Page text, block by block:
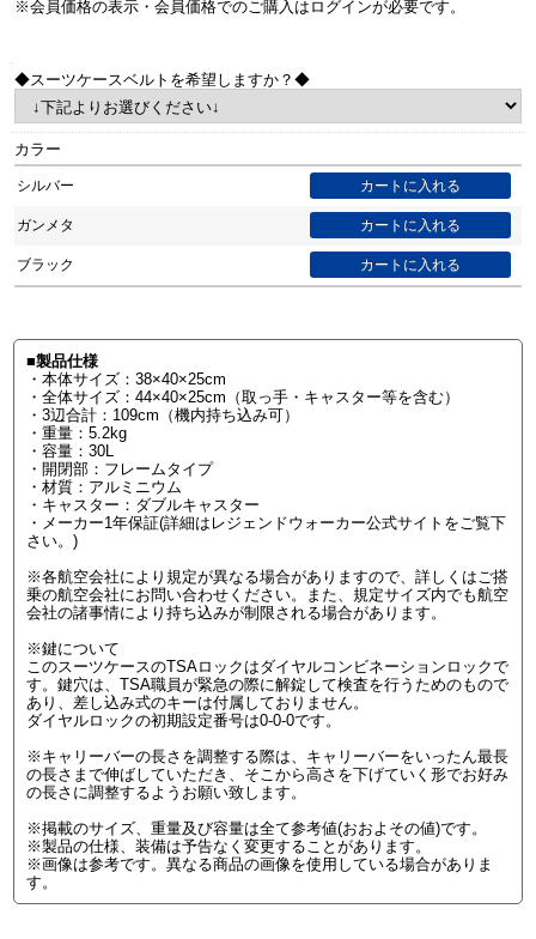
◆スーツケースベルトを希望しますか？◆
カラー
シルバー
ガンメタ
ブラック
■製品仕様
・本体サイズ：38×40×25cm
・全体サイズ：44×40×25cm（取っ手・キャスター等を含む）
・3辺合計：109cm（機内持ち込み可）
・重量：5.2kg
・容量：30L
・開閉部：フレームタイプ
・材質：アルミニウム
・キャスター：ダブルキャスター
・メーカー1年保証(詳細はレジェンドウォーカー公式サイトをご覧下
さい。)
※各航空会社により規定が異なる場合がありますので、詳しくはご搭
乗の航空会社にお問い合わせください。また、規定サイズ内でも航空
会社の諸事情により持ち込みが制限される場合があります。
※鍵について
このスーツケースのTSAロックはダイヤルコンビネーションロックで
す。鍵穴は、TSA職員が緊急の際に解錠して検査を行うためのもので
あり、差し込み式のキーは付属しておりません。
ダイヤルロックの初期設定番号は0-0-0です。
※キャリーバーの長さを調整する際は、キャリーバーをいったん最長
の長さまで伸ばしていただき、そこから高さを下げていく形でお好み
の長さに調整するようお願い致します。
※掲載のサイズ、重量及び容量は全て参考値(おおよその値)です。
※製品の仕様、装備は予告なく変更することがあります。
※画像は参考です。異なる商品の画像を使用している場合がありま
す。